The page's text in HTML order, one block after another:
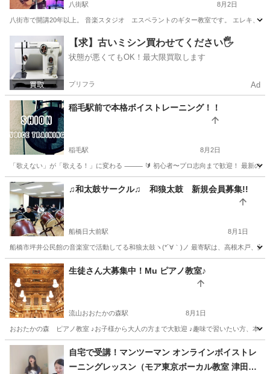
八街駅 8月2日
八街市で開講20年以上。 音楽スタジオ エスペラントのギター教室です。 エレキ、
千葉 八街市 八街駅 ギター スタジオ
【求】古いミシン買わせてください🖐️
状態が悪くてもOK！最大限買取します
プリフラ Ad
稲毛駅前で本格ボイストレーニング！！
稲毛駅 8月2日
「歌えない」が「歌える！」に変わる ⸻ 🔰 初心者〜プロ志向まで歓迎！ 最新の
千葉 千葉市 稲毛駅 ボーカル
♫和太鼓サークル♫ 和狼太鼓 新規会員募集!!
船橋日大前駅 8月1日
船橋市坪井公民館の音楽室で活動してる和狼太鼓ヽ(*´∀｀)ノ 最寄駅は、高根木戸、
千葉 船橋市 船橋日大前駅 和太鼓 千葉 船橋市
北習志野駅 和太鼓
生徒さん大募集中！Mu ピアノ教室♪
流山おおたかの森駅 8月1日
おおたかの森 ピアノ教室 ♪お子様から大人の方まで大歓迎 ♪趣味で習いたい方、本
千葉 流山市 流山おおたかの森駅 千葉 柏市
柏の葉キャンパス駅 ピアノ プロフィール
自宅で受講！マンツーマン オンラインボイストレ
ーニングレッスン（モア東京ボーカル教室 津田沼